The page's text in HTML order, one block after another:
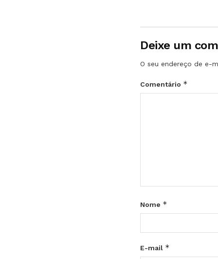
Deixe um
O seu endereço de e-
Comentário *
Nome *
E-mail *